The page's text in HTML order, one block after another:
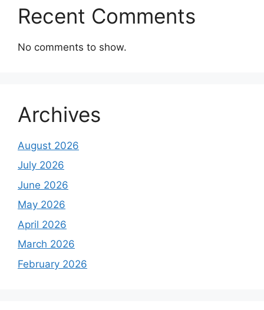
Recent Comments
No comments to show.
Archives
August 2026
July 2026
June 2026
May 2026
April 2026
March 2026
February 2026